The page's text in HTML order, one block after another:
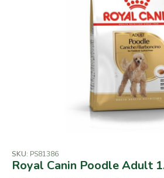
SKU: PS81386
Royal Canin Poodle Adult